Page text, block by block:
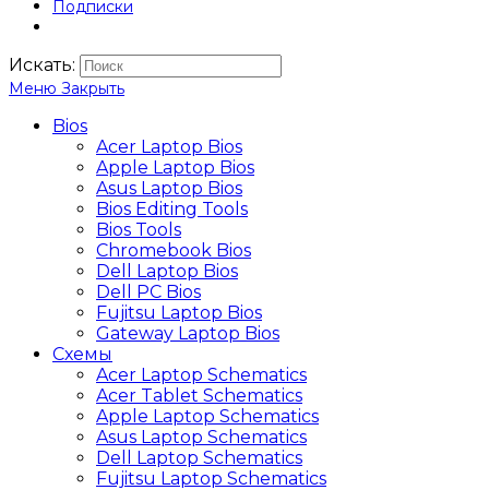
Подписки
Искать:
Меню Закрыть
Bios
Acer Laptop Bios
Apple Laptop Bios
Asus Laptop Bios
Bios Editing Tools
Bios Tools
Chromebook Bios
Dell Laptop Bios
Dell PC Bios
Fujitsu Laptop Bios
Gateway Laptop Bios
Схемы
Acer Laptop Schematics
Acer Tablet Schematics
Apple Laptop Schematics
Asus Laptop Schematics
Dell Laptop Schematics
Fujitsu Laptop Schematics